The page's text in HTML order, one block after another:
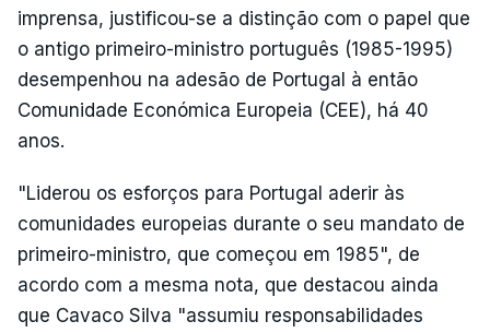
imprensa, justificou-se a distinção com o papel que
o antigo primeiro-ministro português (1985-1995)
desempenhou na adesão de Portugal à então
Comunidade Económica Europeia (CEE), há 40
anos.
"Liderou os esforços para Portugal aderir às
comunidades europeias durante o seu mandato de
primeiro-ministro, que começou em 1985", de
acordo com a mesma nota, que destacou ainda
que Cavaco Silva "assumiu responsabilidades